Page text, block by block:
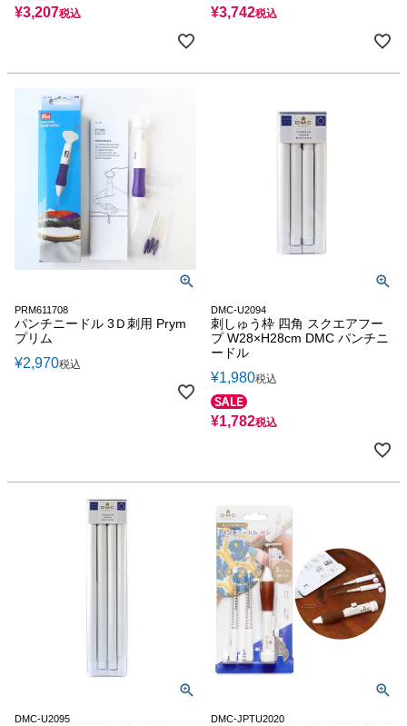
¥3,207税込 ¥3,742税込
PRM611708
パンチニードル 3Ｄ刺用 Prym
プリム
¥2,970税込
DMC-U2094
刺しゅう枠 四角 スクエアフー
プ W28×H28cm DMC パンチニ
ードル
¥1,980税込
¥1,782税込
DMC-U2095 DMC-JPTU2020